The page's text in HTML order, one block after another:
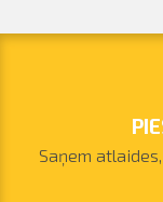
Saņem